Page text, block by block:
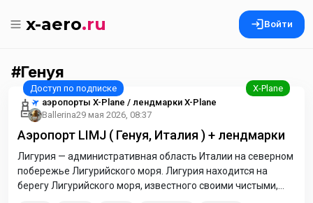
x-aero.ru Войти
Генуя
аэропорты X-Plane / лендмарки X-Plane
Ballerina29 мая 2026, 08:37
Аэропорт LIMJ ( Генуя, Италия ) + лендмарки
Лигурия — административная область Италии на северном
побережье Лигурийского моря. Лигурия находится на
берегу Лигурийского моря, известного своими чистыми,